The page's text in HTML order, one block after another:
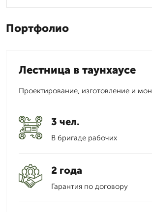
Портфолио
Лестница в таунхаусе
Проектирование, изготовление и
3 чел.
В бригаде рабочих
2 года
Гарантия по договору